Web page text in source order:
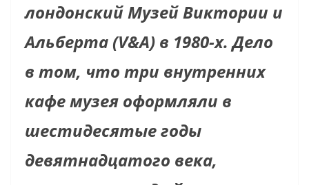
лондонский Музей Виктории и
Альберта (V&A) в 1980-х. Дело
в том, что три внутренних
кафе музея оформляли в
шестидесятые годы
девятнадцатого века,